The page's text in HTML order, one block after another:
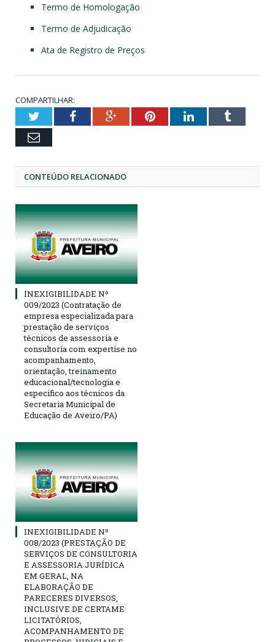
Termo de Homologação
Termo de Adjudicação
Ata de Registro de Preços
COMPARTILHAR:
TwitterFacebookGoogle+PinterestLinkedInTumblr
Email
CONTEÚDO RELACIONADO
INEXIGIBILIDADE Nº
009/2023 (Contratação de
empresa especializada para
prestação de serviços
técnicos de assessoria e
consultoria com expertise no
acompanhamento,
orientação, treinamento
educacional/tecnologia e
especifico aos técnicos da
Secretaria Municipal de
Educação de Aveiro/PA)
INEXIGIBILIDADE Nº
008/2023 (PRESTAÇÃO DE
SERVIÇOS DE CONSULTORIA
E ASSESSORIA JURÍDICA
EM GERAL, NA
ELABORAÇÃO DE
PARECERES DIVERSOS,
INCLUSIVE DE CERTAME
LICITATÓRIOS,
ACOMPANHAMENTO DE